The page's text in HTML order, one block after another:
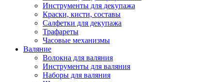
Инструменты для декупажа
Краски, кисти, составы
Салфетки для декупажа
Трафареты
Часовые механизмы
Валяние
Волокна для валяния
Инструменты для валяния
Наборы для валяния